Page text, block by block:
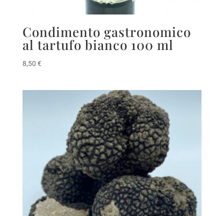
Condimento gastronomico
al tartufo bianco 100 ml
8,50 €